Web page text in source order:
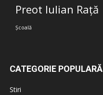
Preot Iulian Rață
Școală
CATEGORIE POPULARĂ
Stiri